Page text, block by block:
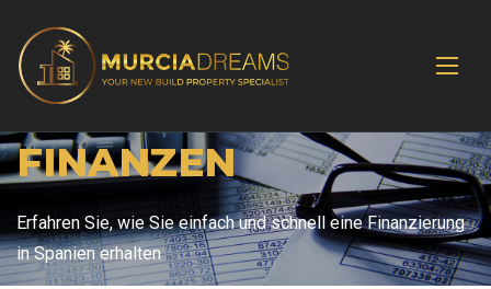
FINANZEN
Erfahren Sie, wie Sie einfach und schnell eine Finanzierung
in Spanien erhalten